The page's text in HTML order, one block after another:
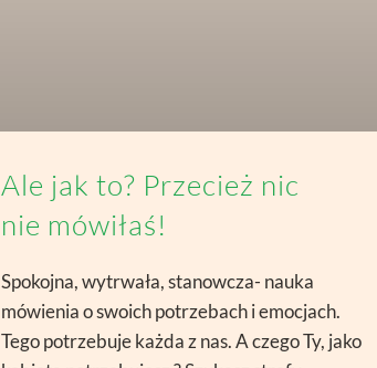
Ale jak to? Przecież nic
nie mówiłaś!
Spokojna, wytrwała, stanowcza- nauka
mówienia o swoich potrzebach i emocjach.
Tego potrzebuje każda z nas. A czego Ty, jako